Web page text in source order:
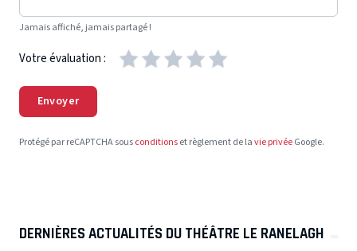
Jamais affiché, jamais partagé !
Votre évaluation :
Envoyer
Protégé par reCAPTCHA sousconditionset règlement de lavie privéeGoogle.
DERNIÈRES ACTUALITÉS DU THÉÂTRE LE RANELAGH